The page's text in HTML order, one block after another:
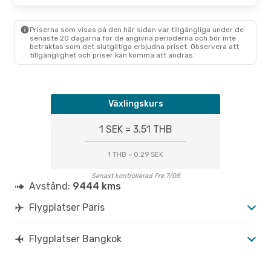
Priserna som visas på den här sidan var tillgängliga under de
senaste 20 dagarna för de angivna perioderna och bör inte
betraktas som det slutgiltiga erbjudna priset. Observera att
tillgänglighet och priser kan komma att ändras.
Växlingskurs
1 SEK = 3.51 THB
1 THB = 0.29 SEK
Senast kontrollerad Fre 7/08
Avstånd: 9444 kms
Flygplatser Paris
Flygplatser Bangkok